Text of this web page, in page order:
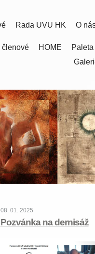
O
Rada UVU HK
Paleta
HOME
členové
08. 01. 2025
Pozvánka na dernisáž